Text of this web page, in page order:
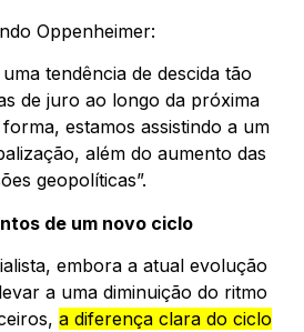
Oppenheimer:
tendência de descida tão
de juro ao longo da próxima
estamos assistindo a um
além do aumento das
geopolíticas”.
de um novo ciclo
embora a atual evolução
a uma diminuição do ritmo
a diferença clara do ciclo